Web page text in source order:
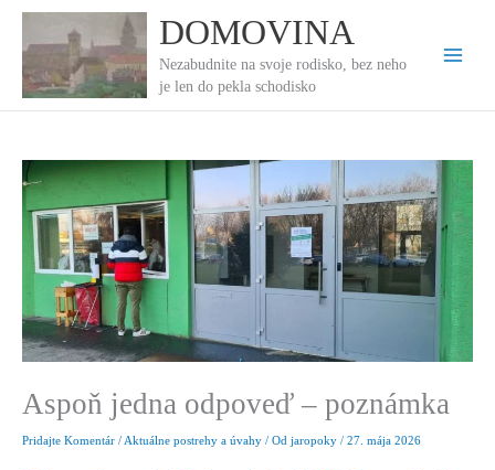
obsah
DOMOVINA
Nezabudnite na svoje rodisko, bez neho
je len do pekla schodisko
Aspoň jedna odpoveď – poznámka
Pridajte Komentár / Aktuálne postrehy a úvahy / Od jaropoky / 27. mája 2026